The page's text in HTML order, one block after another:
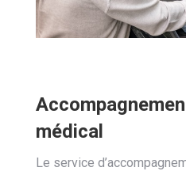
médical
Le service